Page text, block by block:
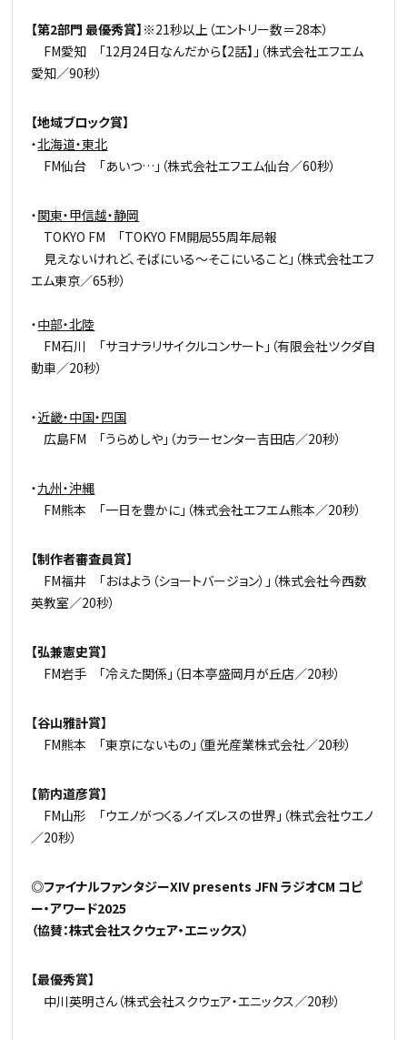
【第2部門 最優秀賞】 ※21秒以上（エントリー数＝28本）
FM愛知 「12月24日なんだから【2話】」（株式会社エフエム
愛知／90秒）
【地域ブロック賞】
・北海道・東北
FM仙台 「あいつ…」（株式会社エフエム仙台／60秒）
・関東・甲信越・静岡
TOKYO FM 「TOKYO FM開局55周年局報
見えないけれど、そばにいる～そこにいること」（株式会社エフ
エム東京／65秒）
・中部・北陸
FM石川 「サヨナラリサイクルコンサート」（有限会社ツクダ自
動車／20秒）
・近畿・中国・四国
広島FM 「うらめしや」（カラーセンター吉田店／20秒）
・九州・沖縄
FM熊本 「一日を豊かに」（株式会社エフエム熊本／20秒）
【制作者審査員賞】
FM福井 「おはよう（ショートバージョン）」（株式会社今西数
英教室／20秒）
【弘兼憲史賞】
FM岩手 「冷えた関係」（日本亭盛岡月が丘店／20秒）
【谷山雅計賞】
FM熊本 「東京にないもの」（重光産業株式会社／20秒）
【箭内道彦賞】
FM山形 「ウエノがつくるノイズレスの世界」（株式会社ウエノ
／20秒）
◎ファイナルファンタジーXIV presents JFN ラジオCM コピ
ー・アワード2025
（協賛：株式会社スクウェア・エニックス）
【最優秀賞】
中川英明さん（株式会社スクウェア・エニックス／20秒）